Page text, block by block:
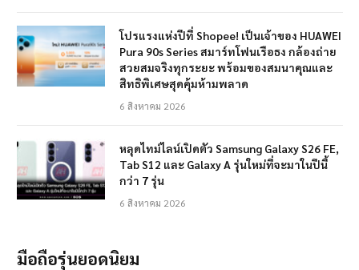
โปรแรงแห่งปีที่ Shopee! เป็นเจ้าของ HUAWEI
Pura 90s Series สมาร์ทโฟนเรือธง กล้องถ่าย
สวยสมจริงทุกระยะ พร้อมของสมนาคุณและ
สิทธิพิเศษสุดคุ้มห้ามพลาด
6 สิงหาคม 2026
หลุดไทม์ไลน์เปิดตัว Samsung Galaxy S26 FE,
Tab S12 และ Galaxy A รุ่นใหม่ที่จะมาในปีนี้
กว่า 7 รุ่น
6 สิงหาคม 2026
มือถือรุ่นยอดนิยม